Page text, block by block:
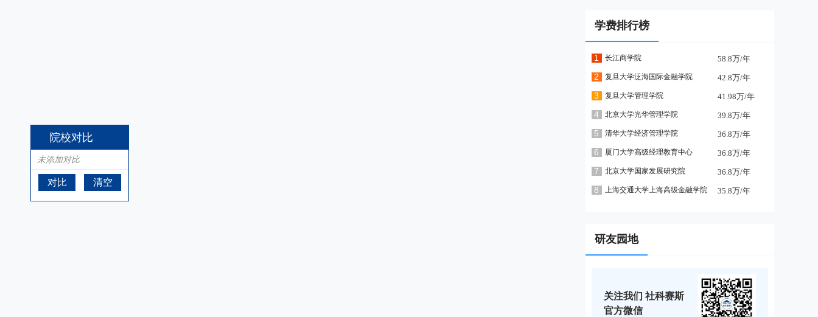
学费排行榜
1 长江商学院 58.8万/年
2 复旦大学泛海国际金融学院 42.8万/年
3 复旦大学管理学院 41.98万/年
4 北京大学光华管理学院 39.8万/年
5 清华大学经济管理学院 36.8万/年
6 厦门大学高级经理教育中心 36.8万/年
7 北京大学国家发展研究院 36.8万/年
8 上海交通大学上海高级金融学院 35.8万/年
研友园地
关注我们 社科赛斯
官方微信
院校对比
未添加对比
对比 清空